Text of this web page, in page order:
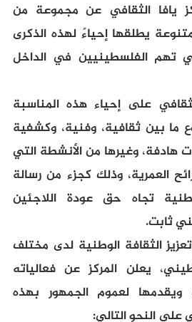
يافا الثقافي عن مجموعة من
يطلقها إحياءً لهذه الذكرى
تهم الفلسطينيين في الداخل
على إحياء هذه المناسبة
ما بين ثقافية، وفنية، وكشفية
هادفة، وغيرها من الأنشطة التي
العمرية، وذلك كجزء من رسالة
تجاه حق عودة اللاجئين
ثابت.
الثقافة الوطنية لدى مختلف
يعلن المركز عن فعالياته
ويقدمها لعموم الجمهور بهذه
على النحو التالي: